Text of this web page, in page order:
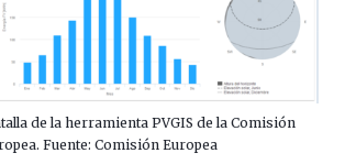
de la herramienta PVGIS de la Comisión
Fuente: Comisión Europea